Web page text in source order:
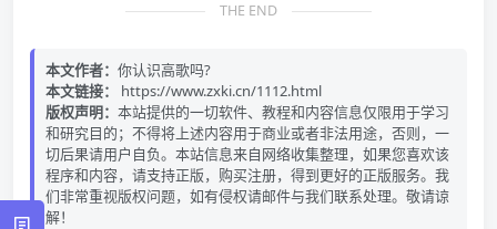
THE END
本文作者： 你认识高歌吗?
本文链接：
https://www.zxki.cn/1112.html
版权声明： 本站提供的一切软件、教程和内容信息仅限用于学习
和研究目的；不得将上述内容用于商业或者非法用途，否则，一
切后果请用户自负。本站信息来自网络收集整理，如果您喜欢该
程序和内容，请支持正版，购买注册，得到更好的正版服务。我
们非常重视版权问题，如有侵权请邮件与我们联系处理。敬请谅
解！